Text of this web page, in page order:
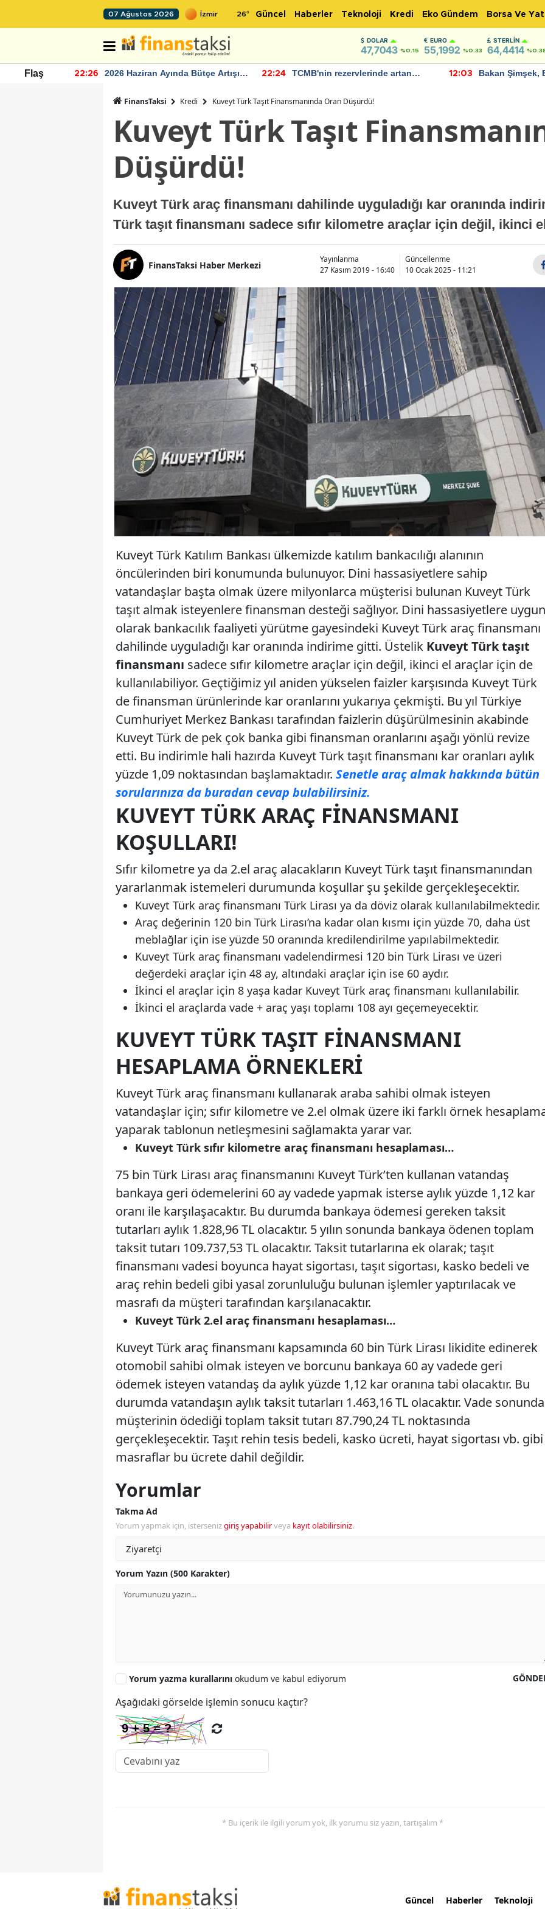
07 Ağustos 2026 26° Güncel Haberler Teknoloji Kredi Eko Gündem Borsa Ve
DOLAR
47,7043 %0.15
EURO
55,1992 %0.33
STERLIN
64,4414
Flaş 22:26
2026 Haziran Ayında Bütçe Artışı
22:24
TCMB'nin rezervlerinde artan
12:03
Bakan Şimşek,
FinansTaksi Kredi Kuveyt Türk Taşıt Finansmanında Oran Düşürdü!
Kuveyt Türk Taşıt
Düşürdü!
Kuveyt Türk araç finansmanı dahilinde uyguladığı kar oranında
Türk taşıt finansmanı sadece sıfır kilometre araçlar için değil, ikinci
FinansTaksi Haber Merkezi
Yayınlanma
27 Kasım 2019 - 16:40
Güncellenme
10 Ocak 2025 - 11:21
Kuveyt Türk Katılım Bankası ülkemizde katılım bankacılığı alanının
öncülerinden biri konumunda bulunuyor. Dini hassasiyetlere sahip
vatandaşlar başta olmak üzere milyonlarca müşterisi bulunan Kuveyt Türk
taşıt almak isteyenlere finansman desteği sağlıyor. Dini hassasiyetlere uygun
olarak bankacılık faaliyeti yürütme gayesindeki Kuveyt Türk araç finansmanı
dahilinde uyguladığı kar oranında indirime gitti. Üstelik Kuveyt Türk taşıt
finansmanı sadece sıfır kilometre araçlar için değil, ikinci el araçlar için de
kullanılabiliyor. Geçtiğimiz yıl aniden yükselen faizler karşısında Kuveyt Türk
de finansman ürünlerinde kar oranlarını yukarıya çekmişti. Bu yıl Türkiye
Cumhuriyet Merkez Bankası tarafından faizlerin düşürülmesinin akabinde
Kuveyt Türk de pek çok banka gibi finansman oranlarını aşağı yönlü revize
etti. Bu indirimle hali hazırda Kuveyt Türk taşıt finansmanı kar oranları aylık
yüzde 1,09 noktasından başlamaktadır. Senetle araç almak hakkında bütün
sorularınıza da buradan cevap bulabilirsiniz.
KUVEYT TÜRK ARAÇ FINANSMANI
KOŞULLARI!
Sıfır kilometre ya da 2.el araç alacakların Kuveyt Türk taşıt finansmanından
yararlanmak istemeleri durumunda koşullar şu şekilde gerçekleşecektir.
Kuveyt Türk araç finansmanı Türk Lirası ya da döviz olarak kullanılabilmektedir.
Araç değerinin 120 bin Türk Lirası’na kadar olan kısmı için yüzde 70, daha üst
meblağlar için ise yüzde 50 oranında kredilendirilme yapılabilmektedir.
Kuveyt Türk araç finansmanı vadelendirmesi 120 bin Türk Lirası ve üzeri
değerdeki araçlar için 48 ay, altındaki araçlar için ise 60 aydır.
İkinci el araçlar için 8 yaşa kadar Kuveyt Türk araç finansmanı kullanılabilir.
İkinci el araçlarda vade + araç yaşı toplamı 108 ayı geçemeyecektir.
KUVEYT TÜRK TAŞIT FINANSMANI
HESAPLAMA ÖRNEKLERI
Kuveyt Türk araç finansmanı kullanarak araba sahibi olmak isteyen
vatandaşlar için; sıfır kilometre ve 2.el olmak üzere iki farklı örnek
yaparak tablonun netleşmesini sağlamakta yarar var.
Kuveyt Türk sıfır kilometre araç finansmanı hesaplaması…
75 bin Türk Lirası araç finansmanını Kuveyt Türk’ten kullanan vatandaş
bankaya geri ödemelerini 60 ay vadede yapmak isterse aylık yüzde 1,12 kar
oranı ile karşılaşacaktır. Bu durumda bankaya ödemesi gereken taksit
tutarları aylık 1.828,96 TL olacaktır. 5 yılın sonunda bankaya ödenen toplam
taksit tutarı 109.737,53 TL olacaktır. Taksit tutarlarına ek olarak; taşıt
finansmanı vadesi boyunca hayat sigortası, taşıt sigortası, kasko bedeli ve
araç rehin bedeli gibi yasal zorunluluğu bulunan işlemler yaptırılacak ve
masrafı da müşteri tarafından karşılanacaktır.
Kuveyt Türk 2.el araç finansmanı hesaplaması…
Kuveyt Türk araç finansmanı kapsamında 60 bin Türk Lirası likidite edinerek
otomobil sahibi olmak isteyen ve borcunu bankaya 60 ay vadede geri
ödemek isteyen vatandaş da aylık yüzde 1,12 kar oranına tabi olacaktır. Bu
durumda vatandaşın aylık taksit tutarları 1.463,16 TL olacaktır. Vade sonunda
müşterinin ödediği toplam taksit tutarı 87.790,24 TL noktasında
gerçekleşecektir. Taşıt rehin tesis bedeli, kasko ücreti, hayat sigortası vb. gibi
masraflar bu ücrete dahil değildir.
Yorumlar
Takma Ad
Yorum yapmak için, istersenizgiriş yapabilirveya kayıt olabilirsiniz.
Yorum Yazın (500 Karakter)
Yorum yazma kurallarını okudum ve kabul ediyorum
Aşağıdaki görselde işlemin sonucu kaçtır?
* Bu içerik ile ilgili yorum yok, ilk yorumu siz yazın, tartışalım *
Güncel Haberler Teknoloji